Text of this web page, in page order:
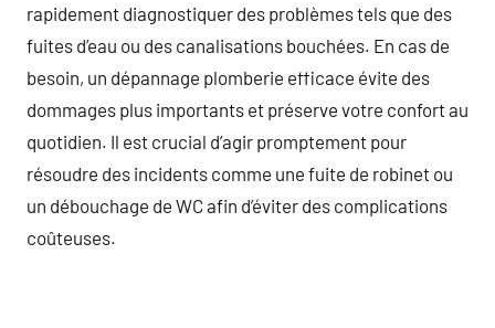
rapidement diagnostiquer des problèmes tels que des
fuites d’eau ou des canalisations bouchées. En cas de
besoin, un dépannage plomberie efficace évite des
dommages plus importants et préserve votre confort au
quotidien. Il est crucial d’agir promptement pour
résoudre des incidents comme une fuite de robinet ou
un débouchage de WC afin d’éviter des complications
coûteuses.